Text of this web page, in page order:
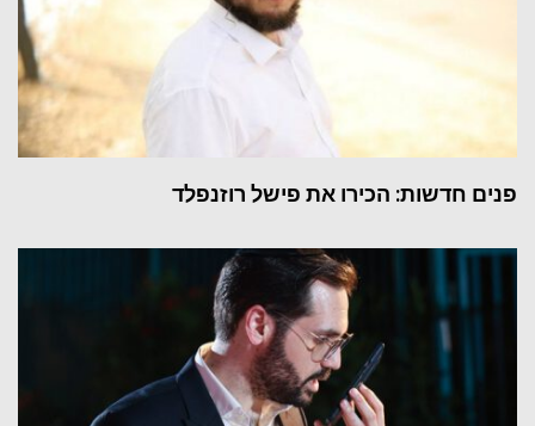
פנים חדשות: הכירו את פישל רוזנפלד